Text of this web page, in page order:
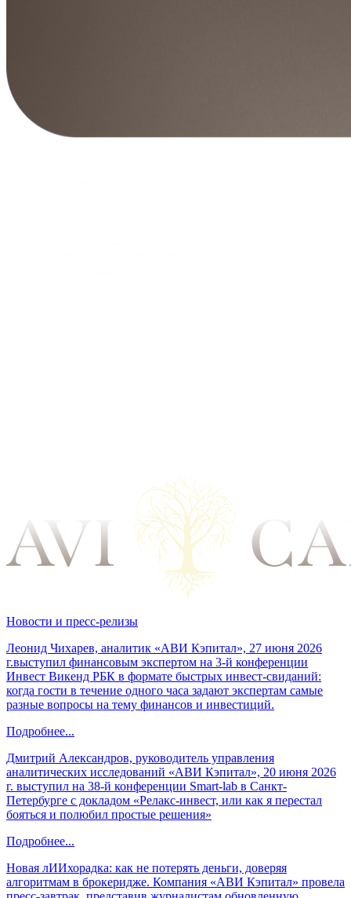
Новости и пресс-релизы
Леонид Чихарев, аналитик «АВИ Кэпитал», 27 июня 2026
г.выступил финансовым экспертом на 3-й конференции
Инвест Викенд РБК в формате быстрых инвест-свиданий:
когда гости в течение одного часа задают экспертам самые
разные вопросы на тему финансов и инвестиций.
Подробнее...
Дмитрий Александров, руководитель управления
аналитических исследований «АВИ Кэпитал», 20 июня 2026
г. выступил на 38-й конференции Smart-lab в Санкт-
Петербурге с докладом «Релакс-инвест, или как я перестал
бояться и полюбил простые решения»
Подробнее...
Новая лИИхорадка: как не потерять деньги, доверяя
алгоритмам в брокеридже. Компания «АВИ Кэпитал» провела